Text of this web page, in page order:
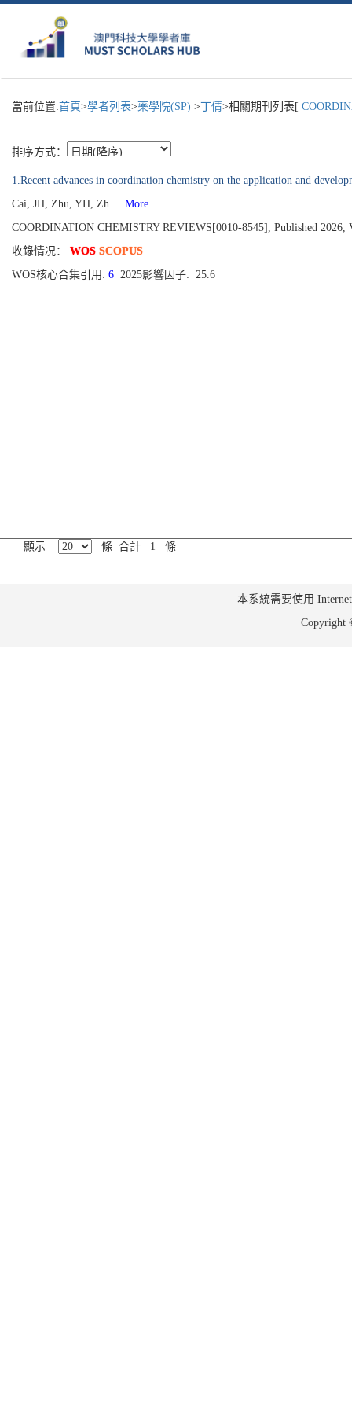
當前位置:首頁>學者列表>藥學院(SP) >丁倩>相關期刊列表[
排序方式：
1.Recent advances in coordination chemistry on the application and
Cai, JH, Zhu, YH, Zh
More...
COORDINATION CHEMISTRY REVIEWS[0010-8545], Published 2026,
收錄情况： WOS SCOPUS
WOS核心合集引用: 6 2025影響因子: 25.6
顯示 條 合計 1 條
本系統需要使用
Copyright